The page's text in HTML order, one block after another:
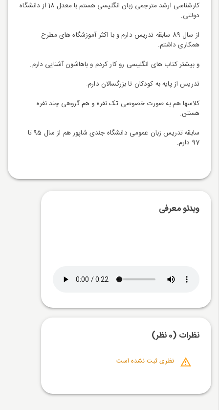
کارشناسی ارشد مترجمی زبان انگلیسی هستم با معدل 18 از دانشگاه
دولتی.
از سال 89 سابقه تدریس دارم و با اکثر آموزشگاه های مطرح
همکاری داشتم.
و بیشتر کتاب های انگلیسی رو کار کردم و باهاشون آشنایی دارم.
تدریس از پایه به کودکان تا بزرگسالان دارم.
کلاسها هم به صورت خصوصی تک نفره و هم گروهی چند نفره
هستن.
سابقه تدریس زبان عمومی دانشگاه جندی شاپور هم از سال 95 تا
97 دارم.
ویدئو معرفی
نظرات (0 نظر)
نظری ثبت نشده است